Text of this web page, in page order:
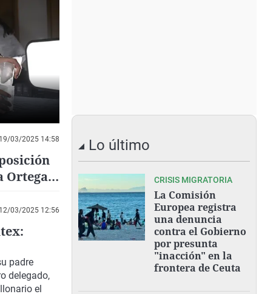
19/03/2025 14:58
Ortega
12/03/2025 12:56
padre
delegado,
el
Lo último
CRISIS MIGRATORIA
La Comisión
Europea registra
una denuncia
contra el Gobierno
por presunta
"inacción" en la
frontera de Ceuta